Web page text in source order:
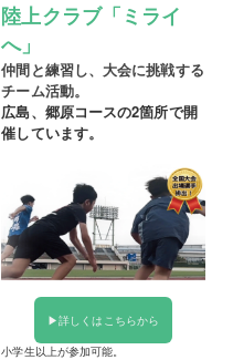
陸上クラブ「ミライ
へ」
仲間と練習し、大会に挑戦する
チーム活動。
広島、郷原コースの2箇所で開
催しています。
▶︎詳しくはこちらから
小学生以上が参加可能。